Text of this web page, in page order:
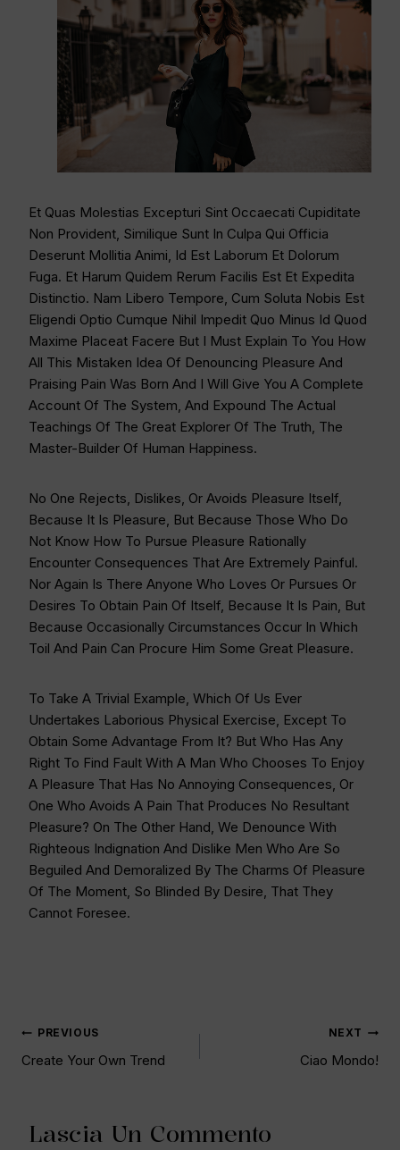
Et Quas Molestias Excepturi Sint Occaecati Cupiditate
Non Provident, Similique Sunt In Culpa Qui Officia
Deserunt Mollitia Animi, Id Est Laborum Et Dolorum
Fuga. Et Harum Quidem Rerum Facilis Est Et Expedita
Distinctio. Nam Libero Tempore, Cum Soluta Nobis Est
Eligendi Optio Cumque Nihil Impedit Quo Minus Id Quod
Maxime Placeat Facere But I Must Explain To You How
All This Mistaken Idea Of Denouncing Pleasure And
Praising Pain Was Born And I Will Give You A Complete
Account Of The System, And Expound The Actual
Teachings Of The Great Explorer Of The Truth, The
Master-Builder Of Human Happiness.
No One Rejects, Dislikes, Or Avoids Pleasure Itself,
Because It Is Pleasure, But Because Those Who Do
Not Know How To Pursue Pleasure Rationally
Encounter Consequences That Are Extremely Painful.
Nor Again Is There Anyone Who Loves Or Pursues Or
Desires To Obtain Pain Of Itself, Because It Is Pain, But
Because Occasionally Circumstances Occur In Which
Toil And Pain Can Procure Him Some Great Pleasure.
To Take A Trivial Example, Which Of Us Ever
Undertakes Laborious Physical Exercise, Except To
Obtain Some Advantage From It? But Who Has Any
Right To Find Fault With A Man Who Chooses To Enjoy
A Pleasure That Has No Annoying Consequences, Or
One Who Avoids A Pain That Produces No Resultant
Pleasure? On The Other Hand, We Denounce With
Righteous Indignation And Dislike Men Who Are So
Beguiled And Demoralized By The Charms Of Pleasure
Of The Moment, So Blinded By Desire, That They
Cannot Foresee.
PREVIOUS
Create Your Own Trend
NEXT
Ciao Mondo!
Lascia Un Commento